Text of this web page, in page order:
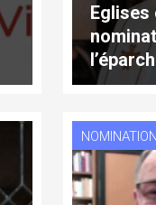
Eglises
Dame-